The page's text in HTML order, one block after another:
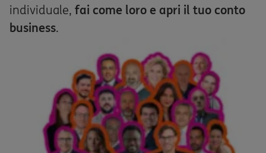
individuale, fai come loro e apri il tuo conto
business.